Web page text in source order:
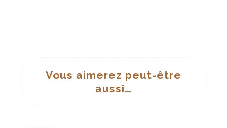
Vous aimerez peut-être
aussi…